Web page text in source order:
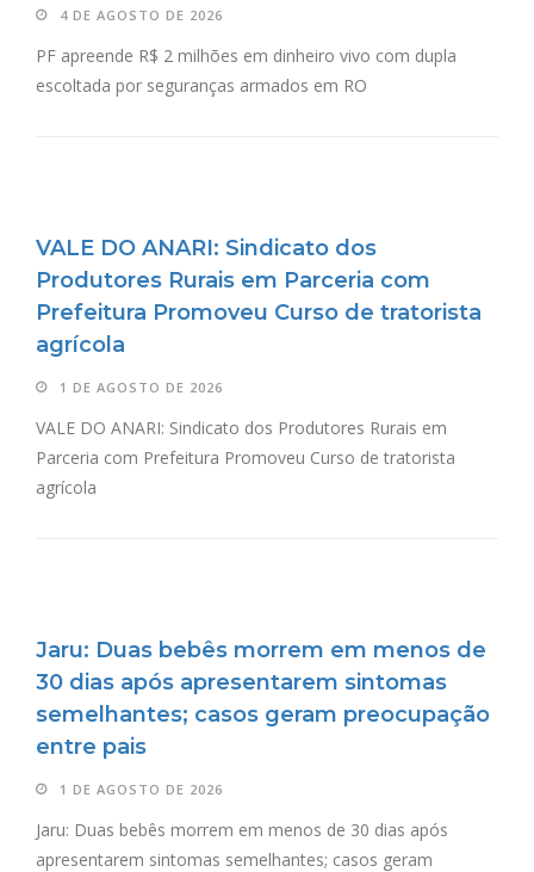
4 DE AGOSTO DE 2026
PF apreende R$ 2 milhões em dinheiro vivo com dupla
escoltada por seguranças armados em RO
VALE DO ANARI: Sindicato dos
Produtores Rurais em Parceria com
Prefeitura Promoveu Curso de tratorista
agrícola
1 DE AGOSTO DE 2026
VALE DO ANARI: Sindicato dos Produtores Rurais em
Parceria com Prefeitura Promoveu Curso de tratorista
agrícola
Jaru: Duas bebês morrem em menos de
30 dias após apresentarem sintomas
semelhantes; casos geram preocupação
entre pais
1 DE AGOSTO DE 2026
Jaru: Duas bebês morrem em menos de 30 dias após
apresentarem sintomas semelhantes; casos geram